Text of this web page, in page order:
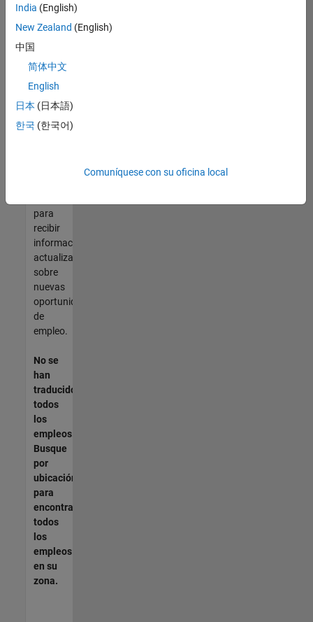
Si aun
así no
ninguna
vacante
que se
a sus
cualificaciones,
para
recibir
información
actualizada
sobre
nuevas
oportunidades
de
empleo.
No se
han
traducido
todos
los
empleos.
Busque
por
ubicación
para
encontrar
todos
los
empleos
en su
zona.
India (English)
New Zealand (English)
中国
简体中文
English
日本 (日本語)
한국 (한국어)
Comuníquese con su oficina local